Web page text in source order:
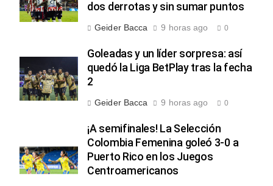
dos derrotas y sin sumar puntos
Geider Bacca 9 horas ago 0
Goleadas y un líder sorpresa: así
quedó la Liga BetPlay tras la fecha
2
Geider Bacca 9 horas ago 0
¡A semifinales! La Selección
Colombia Femenina goleó 3-0 a
Puerto Rico en los Juegos
Centroamericanos